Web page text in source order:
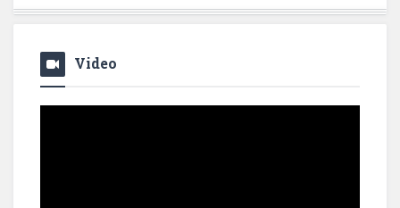
Video